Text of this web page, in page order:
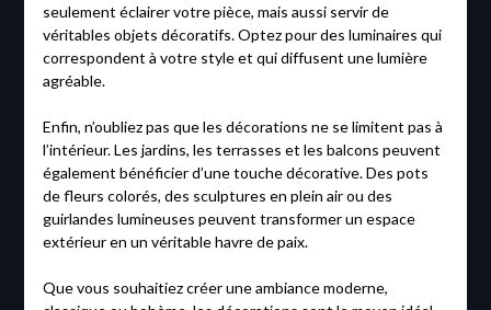
seulement éclairer votre pièce, mais aussi servir de
véritables objets décoratifs. Optez pour des luminaires qui
correspondent à votre style et qui diffusent une lumière
agréable.
Enfin, n’oubliez pas que les décorations ne se limitent pas à
l’intérieur. Les jardins, les terrasses et les balcons peuvent
également bénéficier d’une touche décorative. Des pots
de fleurs colorés, des sculptures en plein air ou des
guirlandes lumineuses peuvent transformer un espace
extérieur en un véritable havre de paix.
Que vous souhaitiez créer une ambiance moderne,